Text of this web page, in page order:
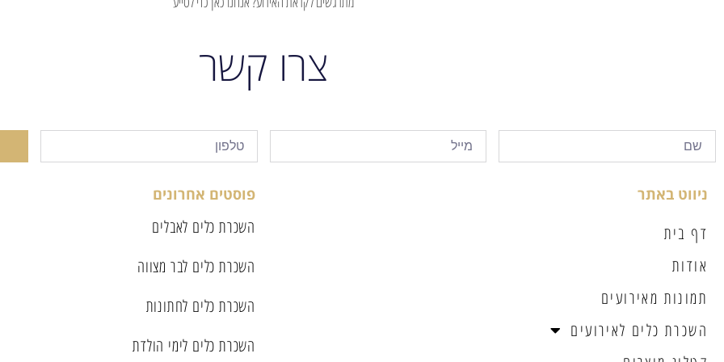
צרו קשר
ניווט באתר
דף בית
אודות
תמונות מאירועים
השכרת כלים לאירועים
פוסטים אחרונים
השכרת כלים לאבלים
השכרת כלים לבר מצווה
השכרת כלים לחתונות
השכרת כלים לימי הולדת